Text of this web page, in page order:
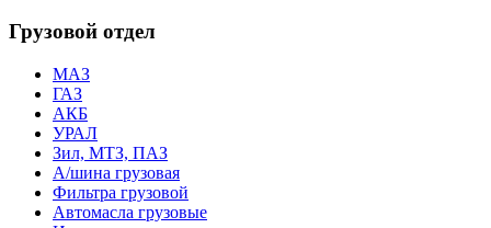
Грузовой отдел
МАЗ
ГАЗ
АКБ
УРАЛ
Зил, МТЗ, ПАЗ
А/шина грузовая
Фильтра грузовой
Автомасла грузовые